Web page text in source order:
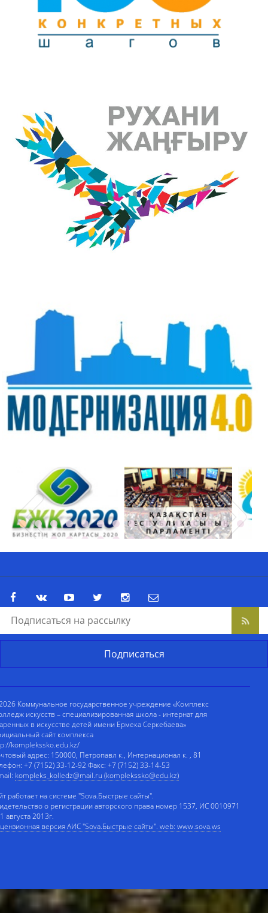
Коммунальное государственное учреждение «Комплекс
искусств – специализированная школа - интернат для
в искусстве детей имени Ермека Серкебаева»
сайт комплекса
komplekssko.edu.kz/
адрес: 150000, Петропавл к., Интернационал к. , 81
+7 (7152) 33-12-92 Факс: +7 (7152) 33-14-53
kompleks_kolledz@mail.ru (komplekssko@edu.kz)
работает на системе "Sova.Быстрые сайты".
о регистрации авторского права номер 1537, ИС 0010971
августа 2013г.
версия АИС "Sova.Быстрые сайты". web: www.sova.ws